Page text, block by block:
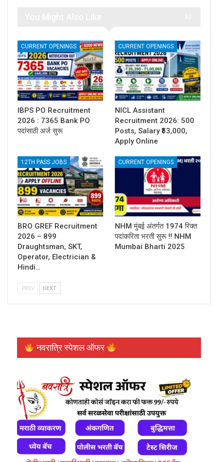
CURRENT OPENINGS
IBPS PO Recruitment
2026 : 7365 Bank PO
पदांसाठी अर्ज सुरू
CURRENT OPENINGS
NICL Assistant
Recruitment 2026: 500
Posts, Salary ₹53,000,
Apply Online
12TH PASS JOBS
BRO GREF Recruitment
2026 – 899
Draughtsman, SKT,
Operator, Electrician &
Hindi…
CURRENT OPENINGS
NHM मुंबई अंतर्गत 1974 रिक्त
पदांकरिता भरती सुरू !! NHM
Mumbai Bharti 2025
PREV NEXT
नवरात्रि स्पेशल ऑफर